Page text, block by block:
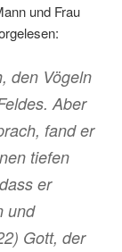
und Frau
den Vögeln
Aber
fand er
tiefen
er
und
Gott, der